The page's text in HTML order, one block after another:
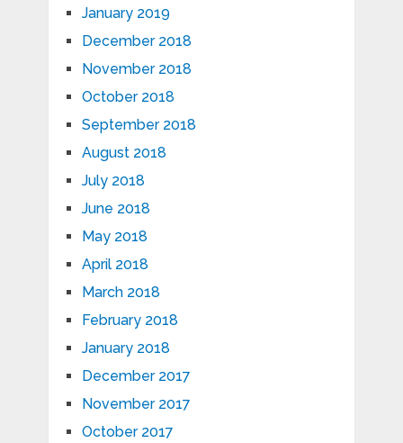
January 2019
December 2018
November 2018
October 2018
September 2018
August 2018
July 2018
June 2018
May 2018
April 2018
March 2018
February 2018
January 2018
December 2017
November 2017
October 2017